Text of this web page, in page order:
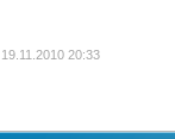
19.11.2010 20:33